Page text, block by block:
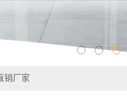
销厂家